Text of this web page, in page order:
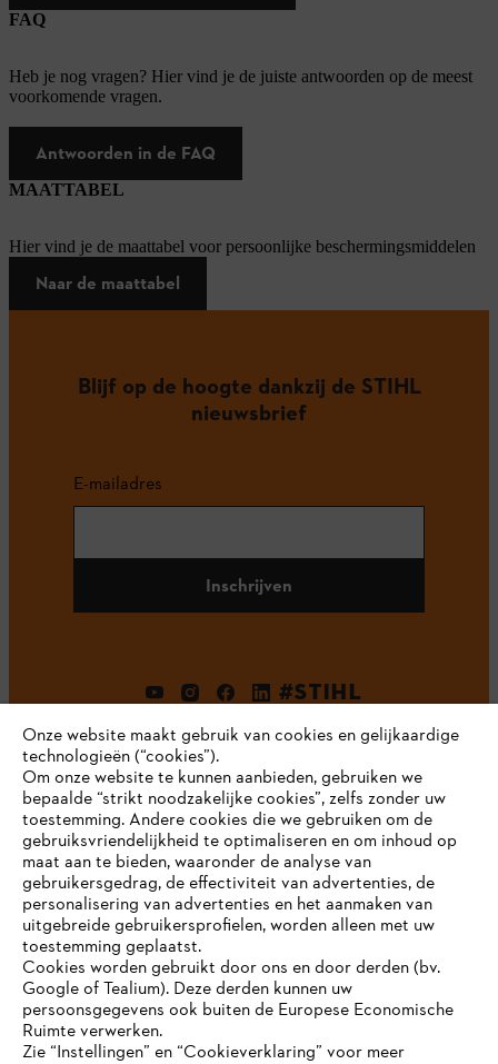
FAQ
Heb je nog vragen? Hier vind je de juiste antwoorden op de meest
voorkomende vragen.
Antwoorden in de FAQ
MAATTABEL
Hier vind je de maattabel voor persoonlijke beschermingsmiddelen
Naar de maattabel
Blijf op de hoogte dankzij de STIHL
nieuwsbrief
E-mailadres
Inschrijven
#STIHL
Bedrijf
STIHL FAQ
Onze website maakt gebruik van cookies en gelijkaardige
technologieën (“cookies”).
Om onze website te kunnen aanbieden, gebruiken we
bepaalde “strikt noodzakelijke cookies”, zelfs zonder uw
toestemming. Andere cookies die we gebruiken om de
gebruiksvriendelijkheid te optimaliseren en om inhoud op
maat aan te bieden, waaronder de analyse van
gebruikersgedrag, de effectiviteit van advertenties, de
personalisering van advertenties en het aanmaken van
uitgebreide gebruikersprofielen, worden alleen met uw
toestemming geplaatst.
Cookies worden gebruikt door ons en door derden (bv.
Google of Tealium). Deze derden kunnen uw
persoonsgegevens ook buiten de Europese Economische
Ruimte verwerken.
Zie “Instellingen” en “Cookieverklaring” voor meer